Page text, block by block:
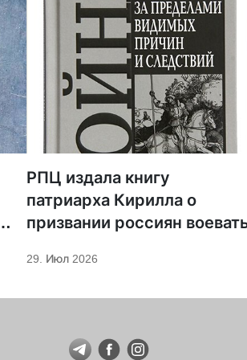
РПЦ издала книгу
патриарха Кирилла о
призвании россиян
29. Июл 2026